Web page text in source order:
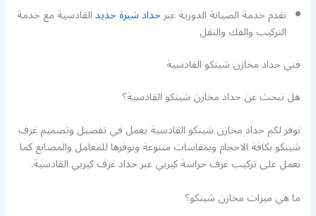
نقدم خدمة الصيانة الدورية عبرحداد شبرة حديدالقادسية مع خدمة
التركيب والفك والنقل
فني حداد مخازن شينكو القادسية
هل تبحث عن حداد مخازن شينكو القادسية؟
نوفر لكم حداد مخازن شينكو القادسية يعمل في تفصيل وتصميم غرف
شينكو بكافة الاحجام وبمقاسات متنوعة ونوفرها للمعامل والمصانع كما
نعمل على تركيب غرف حراسة كيربي عبر حداد غرف كيربي القادسية.
ما هي ميزات مخازن شينكو؟